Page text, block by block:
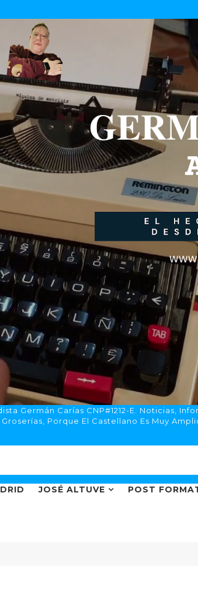
Germán Carías CNP#1212-E. Noticias,
Porque El Castellano Es Muy
JOSÉ ALTUVE POST